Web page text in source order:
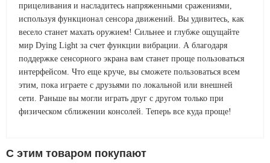
прицеливания и насладитесь напряженными сражениями,
используя функционал сенсора движений. Вы удивитесь, как
весело станет махать оружием! Сильнее и глубже ощущайте
мир Dying Light за счет функции вибрации. А благодаря
поддержке сенсорного экрана вам станет проще пользоваться
интерфейсом. Что еще круче, вы сможете пользоваться всем
этим, пока играете с друзьями по локальной или внешней
сети. Раньше вы могли играть друг с другом только при
физическом сближении консолей. Теперь все куда проще!
C этим товаром покупают